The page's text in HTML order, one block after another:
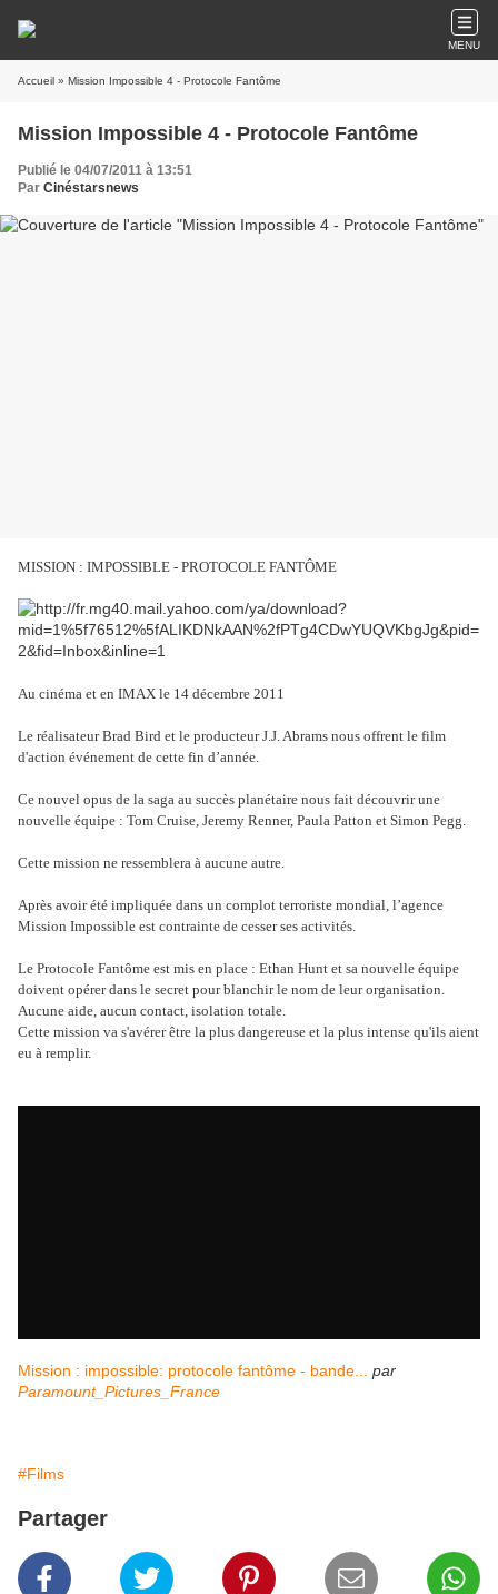
MENU
Accueil » Mission Impossible 4 - Protocole Fantôme
Mission Impossible 4 - Protocole Fantôme
Publié le 04/07/2011 à 13:51
Par Cinéstarsnews
MISSION : IMPOSSIBLE - PROTOCOLE FANTÔME
Au cinéma et en IMAX le 14 décembre 2011
Le réalisateur Brad Bird et le producteur J.J. Abrams nous offrent le film
d'action événement de cette fin d’année.
Ce nouvel opus de la saga au succès planétaire nous fait découvrir une
nouvelle équipe : Tom Cruise, Jeremy Renner, Paula Patton et Simon Pegg.
Cette mission ne ressemblera à aucune autre.
Après avoir été impliquée dans un complot terroriste mondial, l’agence
Mission Impossible est contrainte de cesser ses activités.
Le Protocole Fantôme est mis en place : Ethan Hunt et sa nouvelle équipe
doivent opérer dans le secret pour blanchir le nom de leur organisation.
Aucune aide, aucun contact, isolation totale.
Cette mission va s'avérer être la plus dangereuse et la plus intense qu'ils aient
eu à remplir.
Mission : impossible: protocole fantôme - bande...
par
Paramount_Pictures_France
#Films
Partager